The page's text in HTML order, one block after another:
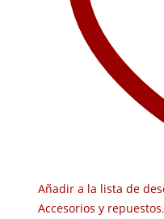
Añadir a la lista de
Accesorios y repuestos,